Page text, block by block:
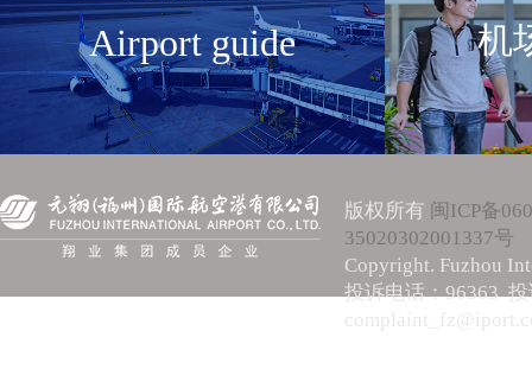
Airport guide
机
版权所有 闽ICP备
35020302001337号
Copyright. Fuzhou
投诉电话：96363